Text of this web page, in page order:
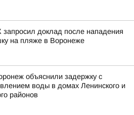
запросил доклад после нападения
на пляже в Воронеже
объяснили задержку с
воды в домах Ленинского и
районов